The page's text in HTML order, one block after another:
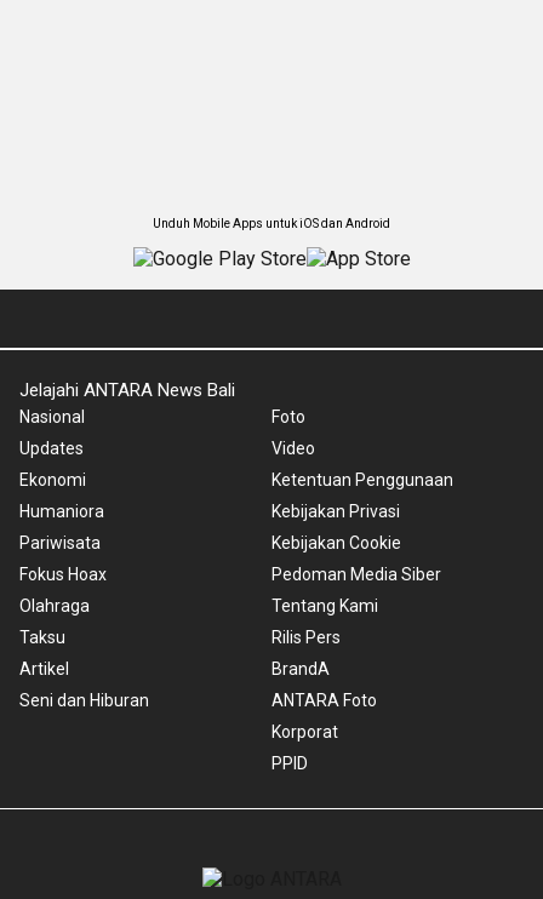
Unduh Mobile Apps untuk iOS dan Android
Jelajahi ANTARA News Bali
Nasional
Updates
Ekonomi
Humaniora
Pariwisata
Fokus Hoax
Olahraga
Taksu
Artikel
Seni dan Hiburan
Foto
Video
Ketentuan Penggunaan
Kebijakan Privasi
Kebijakan Cookie
Pedoman Media Siber
Tentang Kami
Rilis Pers
BrandA
ANTARA Foto
Korporat
PPID